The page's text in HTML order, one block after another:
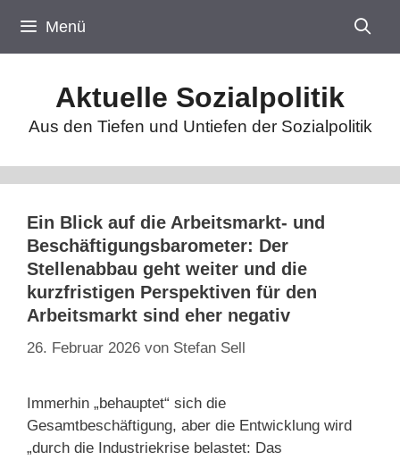
Inhalt
springen
Menü
Aktuelle Sozialpolitik
Aus den Tiefen und Untiefen der Sozialpolitik
Ein Blick auf die Arbeitsmarkt- und
Beschäftigungsbarometer: Der
Stellenabbau geht weiter und die
kurzfristigen Perspektiven für den
Arbeitsmarkt sind eher negativ
26. Februar 2026 von Stefan Sell
Immerhin „behauptet“ sich die
Gesamtbeschäftigung, aber die Entwicklung wird
„durch die Industriekrise belastet: Das